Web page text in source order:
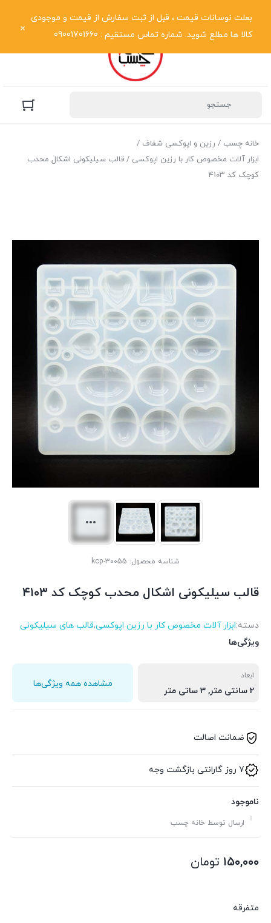
بعلت نوسانات قیمت ، قبل از ثبت سفارش از قیمت و موجودی
کالا ها مطلع شوید. شماره تماس مستقیم : 09001701660
خانه چسب / رزین و اپوکسی شفاف /
ابزار آلات مخصوص کار با رزین اپوکسی / قالب سیلیکونی اشکال محدب
کوچک کد ۴۱۰۳
شناسه محصول: kcp-30055
قالب سیلیکونی اشکال محدب کوچک کد ۴۱۰۳
دسته:ابزار آلات مخصوص کار با رزین اپوکسی,قالب های سیلیکونی
ویژگی‌ها
ابعاد
2 سانتی متر, 3 ساتی متر
مشاهده همه ویژگی‌ها
ضمانت اصالت
7 روز گارانتی بازگشت وجه
ناموجود
ارسال توسط خانه چسب
۱۵۰,۰۰۰ تومان
متفرقه